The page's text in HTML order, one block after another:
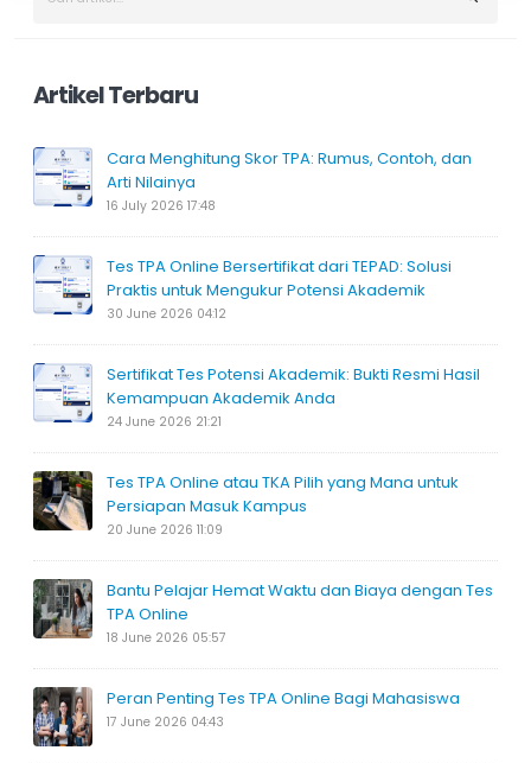
Artikel Terbaru
Cara Menghitung Skor TPA: Rumus, Contoh, dan
Arti Nilainya
16 July 2026 17:48
Tes TPA Online Bersertifikat dari TEPAD: Solusi
Praktis untuk Mengukur Potensi Akademik
30 June 2026 04:12
Sertifikat Tes Potensi Akademik: Bukti Resmi Hasil
Kemampuan Akademik Anda
24 June 2026 21:21
Tes TPA Online atau TKA Pilih yang Mana untuk
Persiapan Masuk Kampus
20 June 2026 11:09
Bantu Pelajar Hemat Waktu dan Biaya dengan Tes
TPA Online
18 June 2026 05:57
Peran Penting Tes TPA Online Bagi Mahasiswa
17 June 2026 04:43